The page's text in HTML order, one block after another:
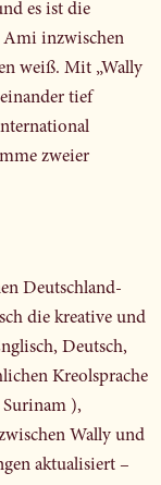
es ist die
Ami inzwischen
weiß. Mit „Wally
tief
zweier
Deutschland-
die kreative und
Deutsch,
Kreolsprache
Surinam ),
Wally und
aktualisiert –